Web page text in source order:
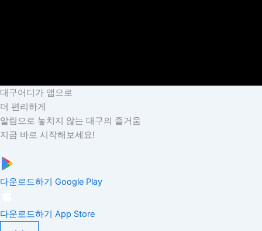
대구어디가 앱으로
더 편리하게
알림으로 놓치지 않는 대구의 즐거움
지금 바로 시작해보세요!
다운로드하기 Google Play
다운로드하기 App Store